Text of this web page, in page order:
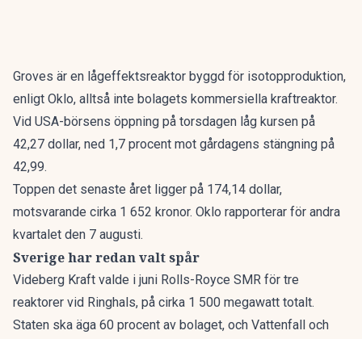
Groves är en lågeffektsreaktor byggd för isotopproduktion,
enligt Oklo, alltså inte bolagets kommersiella kraftreaktor.
Vid USA-börsens öppning på torsdagen låg kursen på
42,27 dollar, ned 1,7 procent mot gårdagens stängning på
42,99.
Toppen det senaste året ligger på 174,14 dollar,
motsvarande cirka 1 652 kronor. Oklo rapporterar för andra
kvartalet den 7 augusti.
Sverige har redan valt spår
Videberg Kraft valde i juni Rolls-Royce SMR för tre
reaktorer vid Ringhals, på cirka 1 500 megawatt totalt.
Staten ska äga 60 procent av bolaget, och Vattenfall och